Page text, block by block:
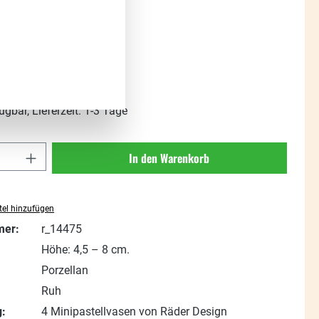
Lieferzeit: 1-3 Tage
Gib den gewünschten Wert ein
In den Warenkorb
hinzufügen
r_14475
Höhe: 4,5 – 8 cm.
Porzellan
Ruh
4 Minipastellvasen von Räder Design